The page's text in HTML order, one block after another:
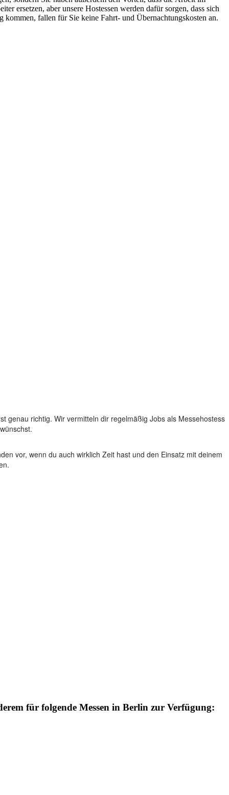
ersetzen, aber unsere Hostessen werden dafür sorgen, dass sich
kommen, fallen für Sie keine Fahrt- und Übernachtungskosten an.
genau richtig. Wir vermitteln dir regelmäßig Jobs als Messehostess
vor, wenn du auch wirklich Zeit hast und den Einsatz mit deinem
für folgende Messen in Berlin zur Verfügung: